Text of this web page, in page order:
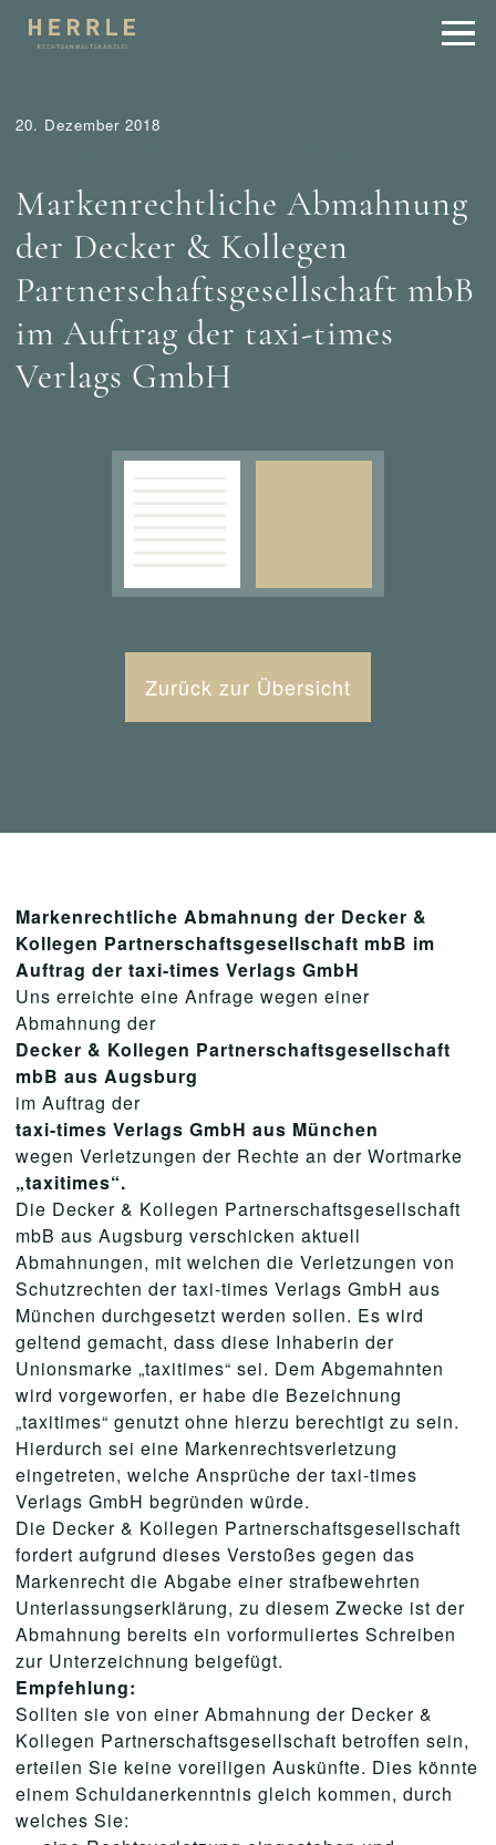
20. Dezember 2018
Markenrechtliche Abmahnung
der Decker & Kollegen
Partnerschaftsgesellschaft mbB
im Auftrag der taxi-times
Verlags GmbH
Zurück zur Übersicht
Markenrechtliche Abmahnung der Decker &
Kollegen Partnerschaftsgesellschaft mbB im
Auftrag der taxi-times Verlags GmbH
Uns erreichte eine Anfrage wegen einer
Abmahnung der
Decker & Kollegen Partnerschaftsgesellschaft
mbB aus Augsburg
im Auftrag der
taxi-times Verlags GmbH aus München
wegen Verletzungen der Rechte an der Wortmarke
„taxitimes“.
Die Decker & Kollegen Partnerschaftsgesellschaft
mbB aus Augsburg verschicken aktuell
Abmahnungen, mit welchen die Verletzungen von
Schutzrechten der taxi-times Verlags GmbH aus
München durchgesetzt werden sollen. Es wird
geltend gemacht, dass diese Inhaberin der
Unionsmarke „taxitimes“ sei. Dem Abgemahnten
wird vorgeworfen, er habe die Bezeichnung
„taxitimes“ genutzt ohne hierzu berechtigt zu sein.
Hierdurch sei eine Markenrechtsverletzung
eingetreten, welche Ansprüche der taxi-times
Verlags GmbH begründen würde.
Die Decker & Kollegen Partnerschaftsgesellschaft
fordert aufgrund dieses Verstoßes gegen das
Markenrecht die Abgabe einer strafbewehrten
Unterlassungserklärung, zu diesem Zwecke ist der
Abmahnung bereits ein vorformuliertes Schreiben
zur Unterzeichnung beigefügt.
Empfehlung:
Sollten sie von einer Abmahnung der Decker &
Kollegen Partnerschaftsgesellschaft betroffen sein,
erteilen Sie keine voreiligen Auskünfte. Dies könnte
einem Schuldanerkenntnis gleich kommen, durch
welches Sie: